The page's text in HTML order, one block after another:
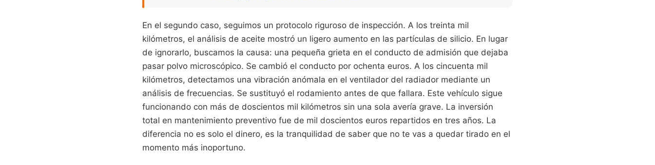
En el segundo caso, seguimos un protocolo riguroso de inspección. A los treinta mil
kilómetros, el análisis de aceite mostró un ligero aumento en las partículas de silicio. En lugar
de ignorarlo, buscamos la causa: una pequeña grieta en el conducto de admisión que dejaba
pasar polvo microscópico. Se cambió el conducto por ochenta euros. A los cincuenta mil
kilómetros, detectamos una vibración anómala en el ventilador del radiador mediante un
análisis de frecuencias. Se sustituyó el rodamiento antes de que fallara. Este vehículo sigue
funcionando con más de doscientos mil kilómetros sin una sola avería grave. La inversión
total en mantenimiento preventivo fue de mil doscientos euros repartidos en tres años. La
diferencia no es solo el dinero, es la tranquilidad de saber que no te vas a quedar tirado en el
momento más inoportuno.